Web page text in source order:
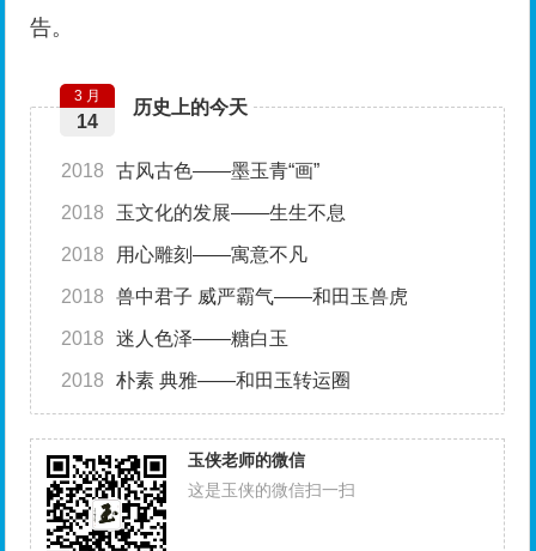
告。
历史上的今天
3 月
14
2018 古风古色——墨玉青“画”
2018 玉文化的发展——生生不息
2018 用心雕刻——寓意不凡
2018 兽中君子 威严霸气——和田玉兽虎
2018 迷人色泽——糖白玉
2018 朴素 典雅——和田玉转运圈
玉侠老师的微信
这是玉侠的微信扫一扫